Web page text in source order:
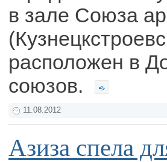
в зале Союза
расположен в
союзов.
11.08.2012
Азиза спела